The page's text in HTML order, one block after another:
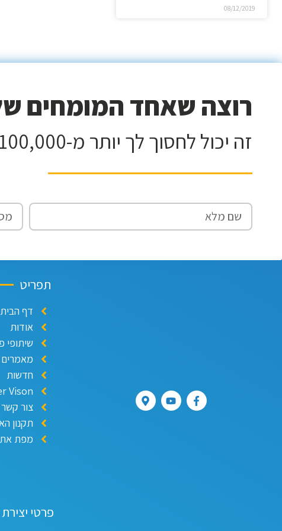
08/12/2019
רוצה שאחד המומחים
זה יכול לחסוך לך יותר מ-100,000 וזה ללא עלות!
תפריט
דף הבית
אודות
שיתופי
מאמרים
חדשות
Vison
צור קשר
תקנון
מפת
פרטי